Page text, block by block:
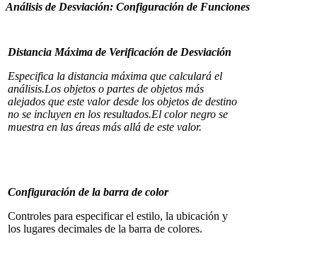
Análisis de Desviación: Configuración de Funciones
Distancia Máxima de Verificación de Desviación
Especifica la distancia máxima que calculará el
análisis.Los objetos o partes de objetos más
alejados que este valor desde los objetos de destino
no se incluyen en los resultados.El color negro se
muestra en las áreas más allá de este valor.
Configuración de la barra de color
Controles para especificar el estilo, la ubicación y
los lugares decimales de la barra de colores.